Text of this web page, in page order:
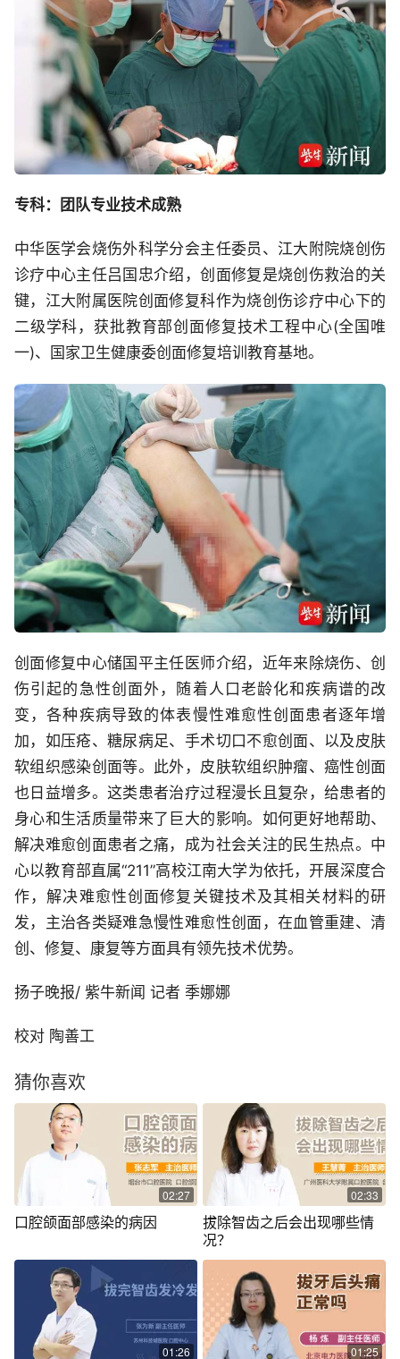
专科：团队专业技术成熟
中华医学会烧伤外科学分会主任委员、江大附院烧创伤
诊疗中心主任吕国忠介绍，创面修复是烧创伤救治的关
键，江大附属医院创面修复科作为烧创伤诊疗中心下的
二级学科，获批教育部创面修复技术工程中心(全国唯
一)、国家卫生健康委创面修复培训教育基地。
创面修复中心储国平主任医师介绍，近年来除烧伤、创
伤引起的急性创面外，随着人口老龄化和疾病谱的改
变，各种疾病导致的体表慢性难愈性创面患者逐年增
加，如压疮、糖尿病足、手术切口不愈创面、以及皮肤
软组织感染创面等。此外，皮肤软组织肿瘤、癌性创面
也日益增多。这类患者治疗过程漫长且复杂，给患者的
身心和生活质量带来了巨大的影响。如何更好地帮助、
解决难愈创面患者之痛，成为社会关注的民生热点。中
心以教育部直属“211”高校江南大学为依托，开展深度合
作，解决难愈性创面修复关键技术及其相关材料的研
发，主治各类疑难急慢性难愈性创面，在血管重建、清
创、修复、康复等方面具有领先技术优势。
扬子晚报/ 紫牛新闻 记者 季娜娜
校对 陶善工
猜你喜欢
02:27
口腔颌面部感染的病因
02:33
拔除智齿之后会出现哪些情
况？
01:26 01:25